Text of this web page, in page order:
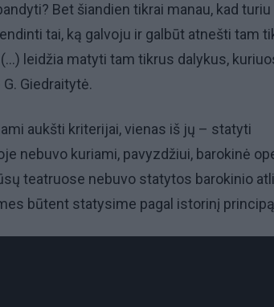
Bet šiandien tikrai manau, kad turiu
tai, ką galvoju ir galbūt atnešti tam
leidžia matyti tam tikrus dalykus,
Giedraitytė.
aukšti kriterijai, vienas iš jų – statyti
nebuvo kuriami, pavyzdžiui, barokinė
teatruose nebuvo statytos barokinio
būtent statysime pagal istorinį